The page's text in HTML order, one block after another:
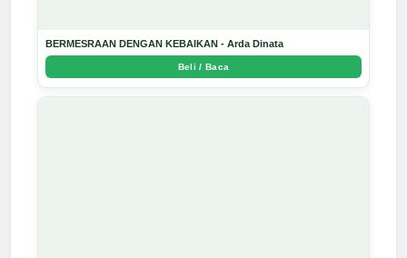
BERMESRAAN DENGAN KEBAIKAN - Arda Dinata
Beli / Baca